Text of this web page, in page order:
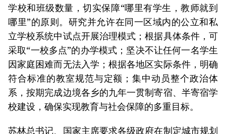
学校和班级数量，切实保障“哪里有学生，教师就到
哪里”的原则。研究并允许在同一区域内的公立和私
立学校系统中试点开展治理模式；根据具体条件，可
采取“一校多点”的办学模式；坚决不让任何一名学生
因家庭困难而无法入学；根据各地区实际条件，明确
符合标准的教室规范与定额；集中动员整个政治体
系，按期完成边境各乡的九年一贯制寄宿、半寄宿学
校建设，确保实现教育与社会保障的多重目标。
苏林总书记、国家主席要求各级政府在制定城市规划